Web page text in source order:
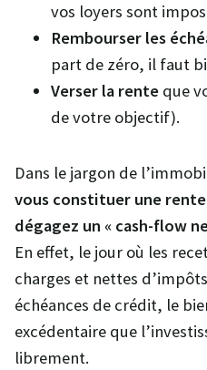
vos loyers sont
Rembourser les
part de zéro, il faut
Verser la rente que
de votre objectif).
Dans le jargon de
vous constituer une
dégagez un « cash-flow
En effet, le jour où les
charges et nettes
échéances de crédit, le
excédentaire que
librement.